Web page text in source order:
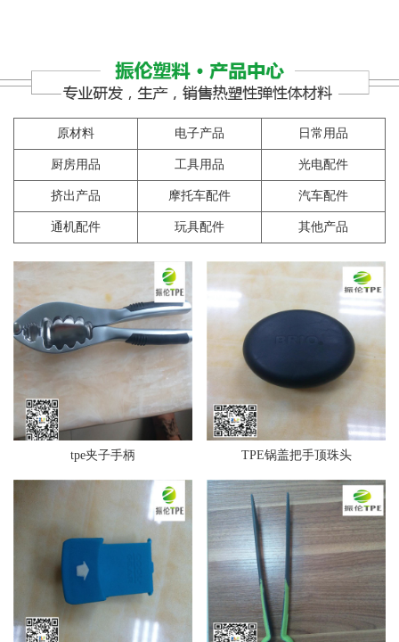
原材料 电子产品 日常用品
厨房用品 工具用品 光电配件
挤出产品 摩托车配件 汽车配件
通机配件 玩具配件 其他产品
tpe夹子手柄 TPE锅盖把手顶珠头